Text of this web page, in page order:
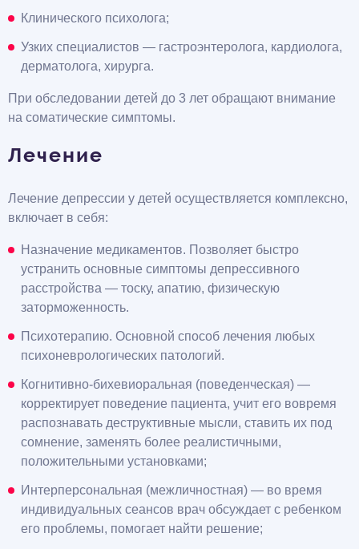
Клинического психолога;
Узких специалистов — гастроэнтеролога, кардиолога,
дерматолога, хирурга.
При обследовании детей до 3 лет обращают внимание
на соматические симптомы.
Лечение
Лечение депрессии у детей осуществляется комплексно,
включает в себя:
Назначение медикаментов. Позволяет быстро
устранить основные симптомы депрессивного
расстройства — тоску, апатию, физическую
заторможенность.
Психотерапию. Основной способ лечения любых
психоневрологических патологий.
Когнитивно-бихевиоральная (поведенческая) —
корректирует поведение пациента, учит его вовремя
распознавать деструктивные мысли, ставить их под
сомнение, заменять более реалистичными,
положительными установками;
Интерперсональная (межличностная) — во время
индивидуальных сеансов врач обсуждает с ребенком
его проблемы, помогает найти решение;